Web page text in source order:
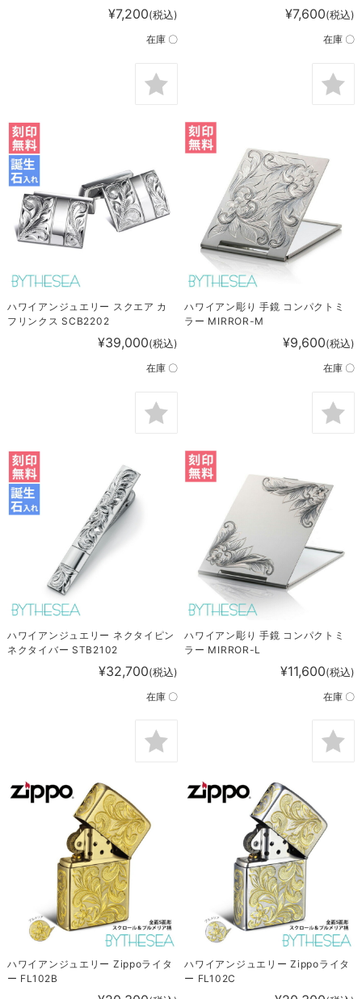
¥7,200(税込)
在庫 〇
¥7,600(税込)
在庫 〇
ハワイアンジュエリー スクエア カ
フリンクス SCB2202
¥39,000(税込)
在庫 〇
ハワイアン彫り 手鏡 コンパクトミ
ラー MIRROR-M
¥9,600(税込)
在庫 〇
ハワイアンジュエリー ネクタイピン
ネクタイバー STB2102
¥32,700(税込)
在庫 〇
ハワイアン彫り 手鏡 コンパクトミ
ラー MIRROR-L
¥11,600(税込)
在庫 〇
ハワイアンジュエリー Zippoライタ
ー FL102B
ハワイアンジュエリー Zippoライタ
ー FL102C